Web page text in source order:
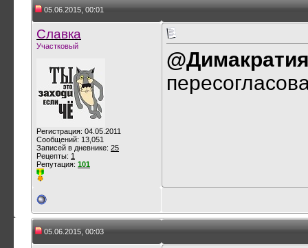
05.06.2015, 00:01
Славка
Участковый
Регистрация: 04.05.2011
Сообщений: 13,051
Записей в дневнике: 25
Рецепты: 1
Репутация: 101
05.06.2015, 00:03